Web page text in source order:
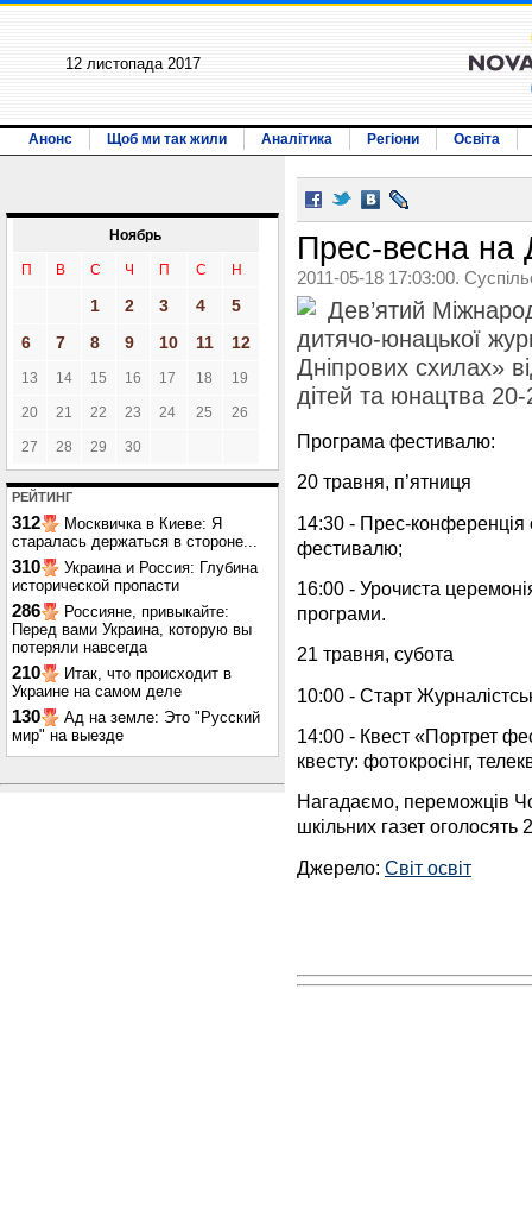
12 листопада 2017
Анонс Щоб ми так жили Аналітика Регіони Освіта
Ноябрь
П В С Ч П С Н
1 2 3 4
5
6
7 8 9 10 11 12
13 14 15 16 17 18 19
20 21 22 23 24 25 26
27 28 29 30
РЕЙТИНГ
312
Москвичка в Киеве: Я
старалась держаться в стороне...
310
Украина и Россия: Глубина
исторической пропасти
286
Россияне, привыкайте:
Перед вами Украина, которую вы
потеряли навсегда
210
Итак, что происходит в
Украине на самом деле
130
Ад на земле: Это "Русский
мир" на выезде
Прес-весна на
2011-05-18 17:03:00.
Дев’ятий
дитячо-юнацької
Дніпрових схилах»
дітей та юнацтва
Програма фестивалю:
20 травня, п’ятниця
14:30 - Прес-конференція
фестивалю;
16:00 - Урочиста
програми.
21 травня, субота
10:00 - Старт
14:00 - Квест «Портрет
квесту: фотокросінг,
Нагадаємо, переможців
шкільних газет оголосять
Джерело: Світ освіт